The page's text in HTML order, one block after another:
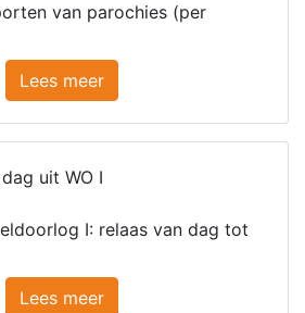
van parochies (per
Lees meer
uit WO I
I: relaas van dag tot
Lees meer